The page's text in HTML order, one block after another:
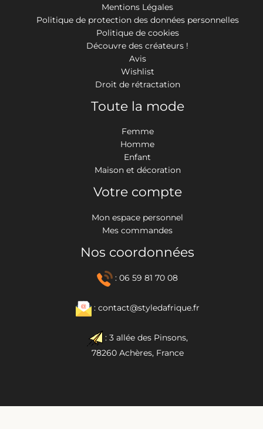
Mentions Légales
Politique de protection des données personnelles
Politique de cookies
Découvre des créateurs !
Avis
Wishlist
Droit de rétractation
Toute la mode
Femme
Homme
Enfant
Maison et décoration
Votre compte
Mon espace personnel
Mes commandes
Nos coordonnées
: 06 59 81 70 08
: contact@styledafrique.fr
: 3 allée des Pinsons,
78260 Achères, France